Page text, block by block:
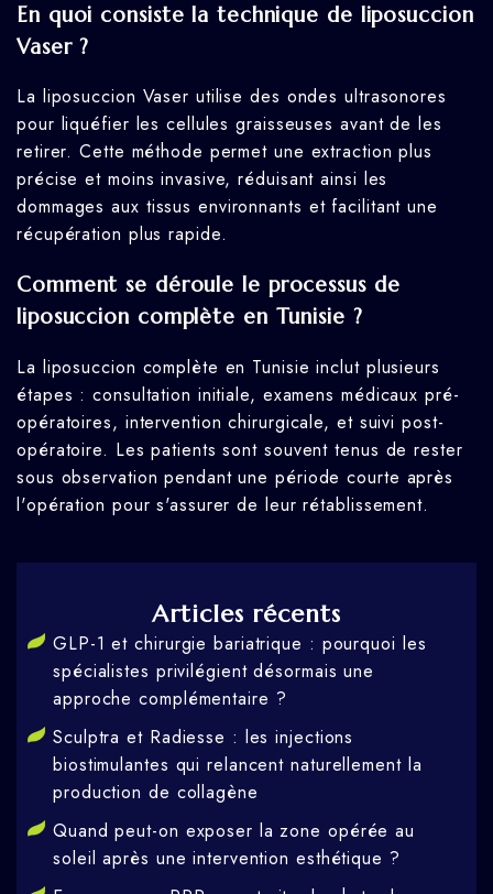
En quoi consiste la technique de liposuccion
Vaser ?
La liposuccion Vaser utilise des ondes ultrasonores
pour liquéfier les cellules graisseuses avant de les
retirer. Cette méthode permet une extraction plus
précise et moins invasive, réduisant ainsi les
dommages aux tissus environnants et facilitant une
récupération plus rapide.
Comment se déroule le processus de
liposuccion complète en Tunisie ?
La liposuccion complète en Tunisie inclut plusieurs
étapes : consultation initiale, examens médicaux pré-
opératoires, intervention chirurgicale, et suivi post-
opératoire. Les patients sont souvent tenus de rester
sous observation pendant une période courte après
l'opération pour s'assurer de leur rétablissement.
Articles récents
GLP-1 et chirurgie bariatrique : pourquoi les
spécialistes privilégient désormais une
approche complémentaire ?
Sculptra et Radiesse : les injections
biostimulantes qui relancent naturellement la
production de collagène
Quand peut-on exposer la zone opérée au
soleil après une intervention esthétique ?